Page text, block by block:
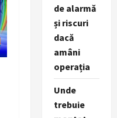
de alarmă
și riscuri
dacă
amâni
operația
Unde
trebuie